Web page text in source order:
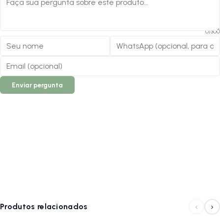
3. Esse pneu pode ser usado com câmara de ar?
de ar compatível com a medida 26x1.1/2.
4. Qual a vantagem da estrutura em arame?
R:O talão de arame confere maior
do pneu no aro, além de oferecer um excelente custo-benefício e alta
resistência para o uso severo.
0/300
Enviar pergunta
Produtos relacionados ‹ ›